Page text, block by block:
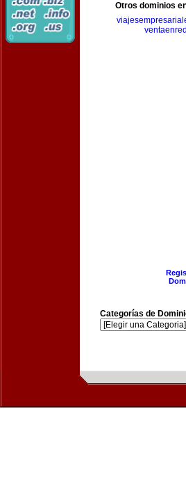
Otros dominios
Categorías de